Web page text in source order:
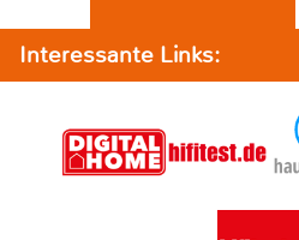
Interessante Links: